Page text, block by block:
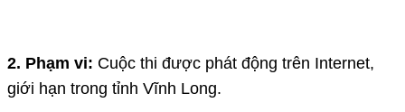
2. Phạm vi: Cuộc thi được phát động trên Internet,
giới hạn trong tỉnh Vĩnh Long.